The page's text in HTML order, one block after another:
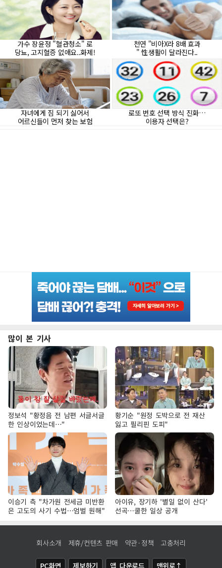
많이 본 기사
정보석 "황정음 전 남편 서글서글
한 인상이었는데…"
황기순 "원정 도박으로 전 재산
잃고 필리핀 도피"
이승기 측 "차가원 전세금 미반환
은 고도의 사기 수법…엄벌 원해"
아이유, 장기하 '별일 없이 산다'
선곡…쿨한 일상 공개
회사소개 제휴/컨텐츠 판매 약관·정책 고충처리
PC화면 제보하기 앱 다운로드 맨위로↑